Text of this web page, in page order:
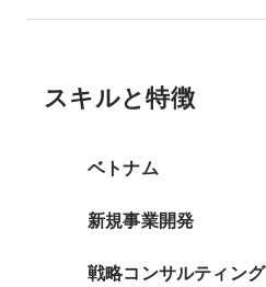
スキルと特徴
ベトナム
新規事業開発
戦略コンサルティング